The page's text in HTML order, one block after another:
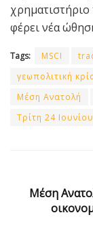
φέρει νέα
Tags: MSCI
γεωπολιτική
Μέση Ανατολή
Τρίτη 24 Ιουνίου
Μέση